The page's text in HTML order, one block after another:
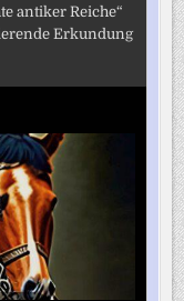
antiker Reiche“
Erkundung